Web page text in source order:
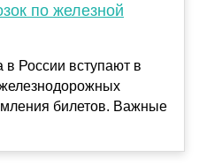
по железной
в России вступают в
билетов. Важные